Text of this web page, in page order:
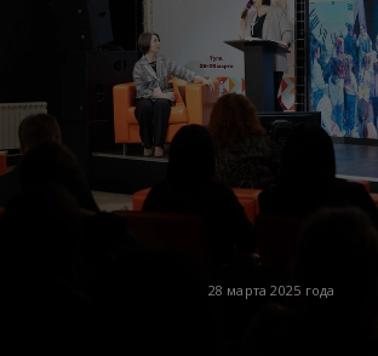
28 марта 2025 года